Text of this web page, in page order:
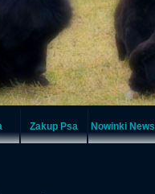
Zakup Psa Nowinki News